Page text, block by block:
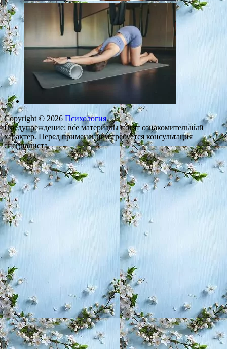
Copyright © 2026 Психология.
Предупреждение: все материалы носят ознакомительный
характер. Перед применением требуется консультация
специалиста.